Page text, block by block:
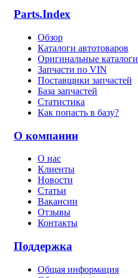
Parts.Index
Обзор
Каталоги автотоваров
Оригинальные каталоги
Запчасти по VIN
Поставщики запчастей
База запчастей
Статистика
Как попасть в базу?
О компании
О нас
Клиенты
Новости
Статьи
Вакансии
Отзывы
Контакты
Поддержка
Общая информация